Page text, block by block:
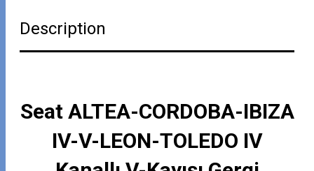
Description
Seat ALTEA-CORDOBA-IBIZA
IV-V-LEON-TOLEDO IV